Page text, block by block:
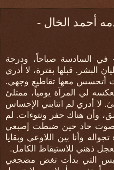
أحمد الخال -
السادسة صباحاً، ودرجة
البشر. قبلها بفترة، لا أدري
أتحسس معها تقاطيع وجهي.
لي المرآة يومياً، ممتلئ
لا أدري لم انتابني الإحساس
وأن هناك حفر ونتوءات. لم
بصوت حاد حين ضبطت إصبعي
وأنا بين اللاوعي وبقايا
ذهني للاستيقاظ الكامل.
التي بدأت تغض مضجعي